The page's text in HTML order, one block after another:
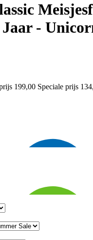
-
199,00 Speciale prijs